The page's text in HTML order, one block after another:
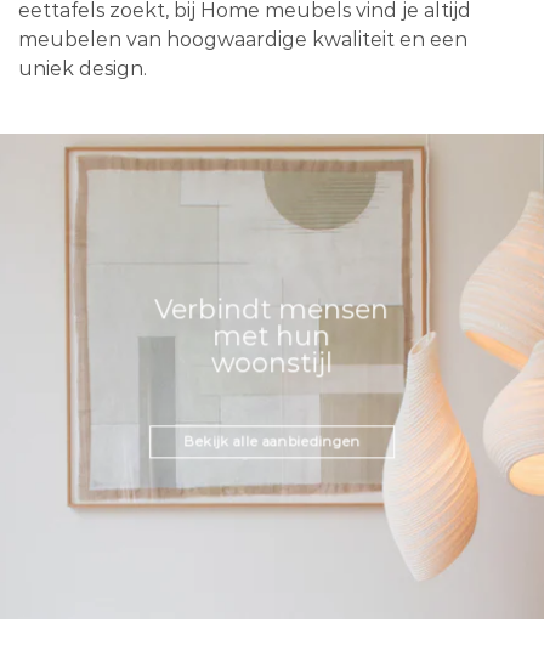
eettafels zoekt, bij Home meubels vind je altijd
meubelen van hoogwaardige kwaliteit en een
uniek design.
Verbindt mensen
met hun
woonstijl
Bekijk alle aanbiedingen